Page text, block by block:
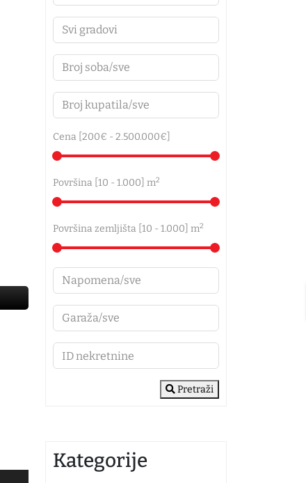
Cena [ 200€ - 2.500.000€
Površina [ 10 - 1.000 ] m2
Površina zemljišta [ 10 - 1.000 ] m2
Pretraži
Kategorije